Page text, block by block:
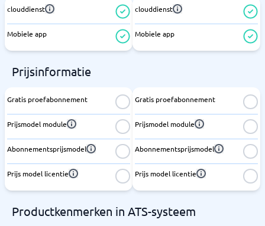
clouddienst
Mobiele app
clouddienst
Mobiele app
Prijsinformatie
Gratis proefabonnement
Prijsmodel module
Abonnementsprijsmodel
Prijs model licentie
Gratis proefabonnement
Prijsmodel module
Abonnementsprijsmodel
Prijs model licentie
Productkenmerken in ATS-systeem